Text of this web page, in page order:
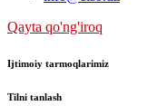
Qayta qo'ng'iroq
Ijtimoiy tarmoqlarimiz
Tilni tanlash